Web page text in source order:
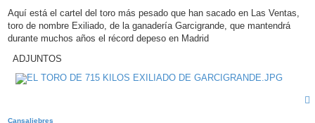
n
s
a
j
Aquí está el cartel del toro más pesado que han sacado en Las Ventas,
toro de nombre Exiliado, de la ganadería Garcigrande, que mantendrá
durante muchos años el récord depeso en Madrid
ADJUNTOS
Cansaliebres